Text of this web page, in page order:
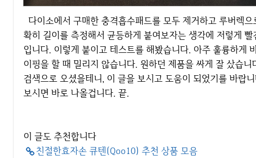
다이소에서 구매한 충격흡수패드를 모두 제거하고 루버렉으로 교체한 모습 입니다. 기왕 붙이는거 정
확히 길이를 측정해서 균등하게 붙여보자는 생각에 저렇게
입니다. 이렇게 붙이고 테스트를 해봤습니다. 아주 훌륭하게
이핑을 할 때 밀리지 않습니다. 원하던 제품을 싸게 잘 샀습
검색으로 오셨을테니, 이 글을 보시고 도움이 되었기를 바랍
보시면 바로 나올겁니다. 끝.
이 글도 추천합니다
친절한효자손 큐텐(Qoo10) 추천 상품 모음